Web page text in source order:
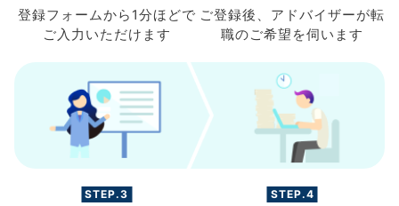
登録フォームから 1分ほどで
ご入力 いただけます
ご登録後、 アドバイザーが転
職のご希望を伺います
STEP.3 STEP.4